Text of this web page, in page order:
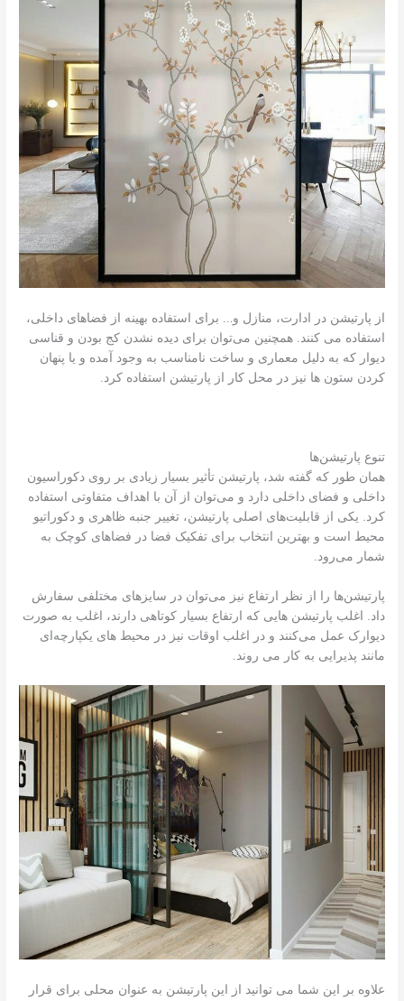
از پارتیشن در ادارت، منازل و… برای استفاده بهینه از فضاهای داخلی،
استفاده می کنند. همچنین می‌توان برای دیده نشدن کج بودن و قناسی
دیوار که به دلیل معماری و ساخت نامناسب به وجود آمده و یا پنهان
کردن ستون ها نیز در محل کار از پارتیشن استفاده کرد.
تنوع پارتیشن‌ها
همان طور که گفته شد، پارتیشن تأثير بسیار زیادی بر روی دکوراسیون
داخلی و فضای داخلی دارد و می‌توان از آن با اهداف متفاوتی استفاده
کرد. یکی از قابلیت‌های اصلی پارتیشن، تغییر جنبه ظاهری و دکوراتیو
محیط است و بهترین انتخاب برای تفکیک فضا در فضاهای کوچک به
شمار می‌رود.
پارتیشن‌ها را از نظر ارتفاع نیز می‌توان در سایزهای مختلفی سفارش
داد. اغلب پارتیشن هایی که ارتفاع بسیار کوتاهی دارند، اغلب به صورت
دیوارک عمل می‌کنند و در اغلب اوقات نیز در محیط های یکپارچه‌ای
مانند پذیرایی به کار می روند.
علاوه بر این شما می توانید از این پارتیشن به عنوان محلی برای قرار